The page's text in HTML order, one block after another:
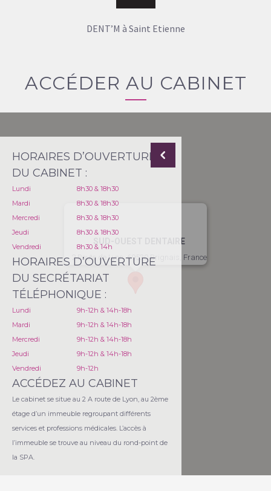
DENT’M à Saint Etienne
ACCÉDER AU CABINET
HORAIRES D’OUVERTURE
DU CABINET :
Lundi
8h30 & 18h30
Mardi
8h30 & 18h30
Mercredi
8h30 & 18h30
Jeudi
8h30 & 18h30
Vendredi
8h30 & 14h
HORAIRES D’OUVERTURE
DU SECRÉTARIAT
TÉLÉPHONIQUE :
Lundi
9h-12h & 14h-18h
Mardi
9h-12h & 14h-18h
Mercredi
9h-12h & 14h-18h
Jeudi
9h-12h & 14h-18h
Vendredi
9h-12h
ACCÉDEZ AU CABINET
Le cabinet se situe au 2 A route de Lyon, au 2ème
étage d’un immeuble regroupant différents
services et professions médicales. L’accès à
l’immeuble se trouve au niveau du rond-point de
la SPA.
SUD-OUEST DENTAIRE
2 Route de Lyon, 69530 Brignais, France